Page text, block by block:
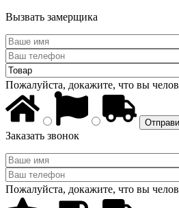
Вызвать замерщика
Пожалуйста, докажите, что вы
Заказать звонок
Пожалуйста, докажите, что вы